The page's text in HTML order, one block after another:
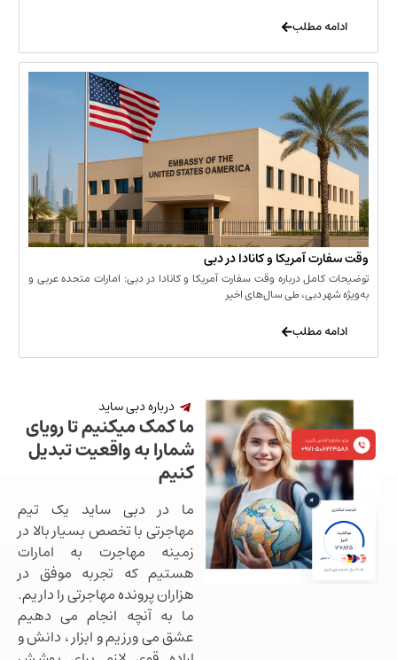
آمریکا و کانادا در دبی
درباره وقت سفارت آمریکا و کانادا در دبی: امارات متحده عربی و
دبی، طی سال‌های اخیر
درباره دبی ساید
ما کمک میکنیم تا رویای
شمارا به واقعیت تبدیل
کنیم
ما در دبی ساید یک تیم
مهاجرتی با تخصص بسیار بالا در
زمینه مهاجرت به امارات
هستیم که تجربه موفق در
هزاران پرونده مهاجرتی را داریم.
ما به آنچه انجام می دهیم
عشق می ورزیم و ابزار ، دانش و